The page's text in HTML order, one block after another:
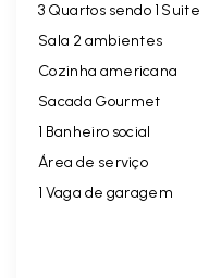
3 Quartos sendo 1 Suite
Sala 2 ambientes
Cozinha americana
Sacada Gourmet
1 Banheiro social
Área de serviço
1 Vaga de garagem